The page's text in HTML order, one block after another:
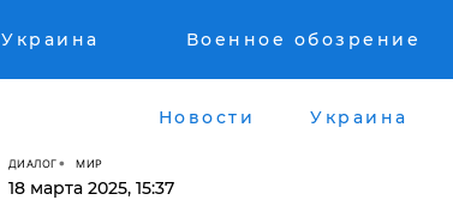
Украина Военное обозрение
Новости Украина
ДИАЛОГ МИР
18 марта 2025, 15:37